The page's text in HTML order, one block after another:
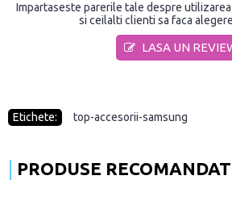
Impartaseste parerile tale despre
si ceilalti clienti sa faca
LASA UN
Etichete: top-accesorii-samsung
PRODUSE